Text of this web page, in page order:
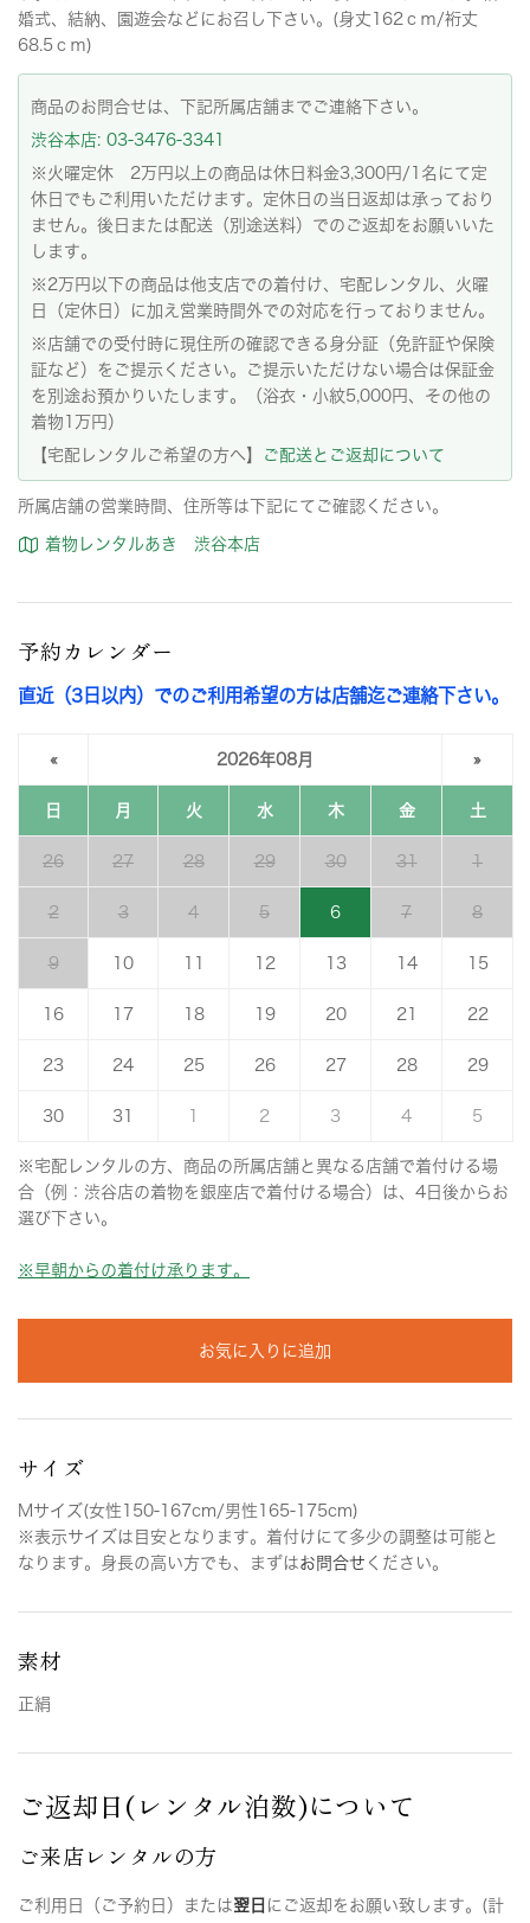
婚式、結納、園遊会などにお召し下さい。(身丈162ｃｍ/裄丈
68.5ｃｍ)
商品のお問合せは、下記所属店舗までご連絡下さい。
渋谷本店: 03-3476-3341
※火曜定休 2万円以上の商品は休日料金3,300円/1名にて定
休日でもご利用いただけます。定休日の当日返却は承っており
ません。後日または配送（別途送料）でのご返却をお願いいた
します。
※2万円以下の商品は他支店での着付け、宅配レンタル、火曜
日（定休日）に加え営業時間外での対応を行っておりません。
※店舗での受付時に現住所の確認できる身分証（免許証や保険
証など）をご提示ください。ご提示いただけない場合は保証金
を別途お預かりいたします。（浴衣・小紋5,000円、その他の
着物1万円）
【宅配レンタルご希望の方へ】
ご配送とご返却について
所属店舗の営業時間、住所等は下記にてご確認ください。
着物レンタルあき 渋谷本店
予約カレンダー
直近（3日以内）でのご利用希望の方は店舗迄ご連絡下さい。
« 2026年08月 »
日 月 火 水 木 金 土
26 27 28 29 30 31 1
2 3 4 5 6 7 8
9 10 12 13 14 15
16 17 18 19 20 21 22
23 24 25 26 27 28 29
30 31 2 3 4 5
※宅配レンタルの方、商品の所属店舗と異なる店舗で着付ける場
合（例：渋谷店の着物を銀座店で着付ける場合）は、4日後からお
選び下さい。
※早朝からの着付け承ります。
お気に入りに追加
サイズ
Mサイズ(女性150-167cm/男性165-175cm)
※表示サイズは目安となります。着付けにて多少の調整は可能と
なります。身長の高い方でも、まずはお問合せ ください。
素材
正絹
ご返却日(レンタル泊数)について
ご来店レンタルの方
ご利用日（ご予約日）または翌日 にご返却をお願い致します。(計